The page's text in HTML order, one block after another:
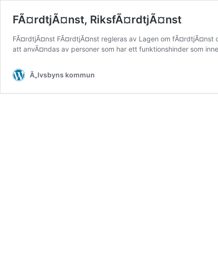
FÃ¤rdtjÃ¤nst, RiksfÃ¤rdtjÃ¤nst
FÃ¤rdtjÃ¤nst FÃ¤rdtjÃ¤nst regleras av Lagen om
att anvÃ¤ndas av personer som har ett funktionshinder som
Ã„lvsbyns kommun